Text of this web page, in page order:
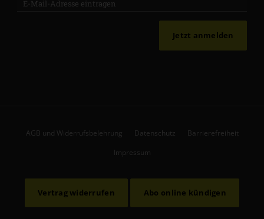
Jetzt anmelden
AGB und Widerrufsbelehrung Datenschutz Barrierefreiheit
Impressum
Vertrag widerrufen Abo online kündigen